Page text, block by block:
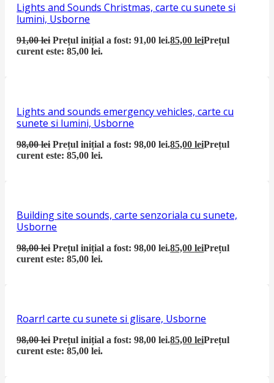
Lights and Sounds Christmas, carte cu sunete si
lumini, Usborne
91,00lei Prețul inițial a fost: 91,00 lei.85,00leiPrețul
curent este: 85,00 lei.
Lights and sounds emergency vehicles, carte cu
sunete si lumini, Usborne
98,00lei Prețul inițial a fost: 98,00 lei.85,00leiPrețul
curent este: 85,00 lei.
Building site sounds, carte senzoriala cu sunete,
Usborne
98,00lei Prețul inițial a fost: 98,00 lei.85,00leiPrețul
curent este: 85,00 lei.
Roarr! carte cu sunete si glisare, Usborne
98,00lei Prețul inițial a fost: 98,00 lei.85,00leiPrețul
curent este: 85,00 lei.